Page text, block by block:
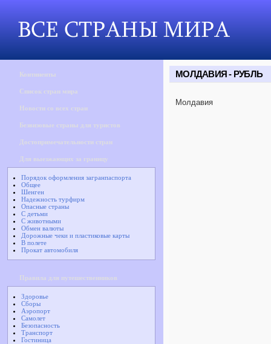
Континенты
Список стран мира
Новости со всех стран
Безвизовые страны для туристов
Достопримечательности стран
Для выезжающих за границу
Порядок оформления загранпаспорта
Общее
Шенген
Надежность турфирм
Опасные страны
С детьми
С животными
Обмен валюты
Дорожные чеки и пластиковые карты
В полете
Прокат автомобиля
Правила для путешественников
Здоровье
Сборы
Аэропорт
Самолет
Безопасность
Транспорт
Гостиница
МОЛДАВИЯ - РУБЛЬ
Молдавия